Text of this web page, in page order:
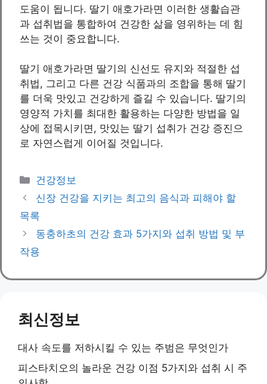
도움이 됩니다. 딸기 애호가라면 이러한 생활습관
과 섭취법을 통합하여 건강한 삶을 영위하는 데 힘
쓰는 것이 중요합니다.
딸기 애호가라면 딸기의 신선도 유지와 적절한 섭
취법, 그리고 다른 건강 식품과의 조합을 통해 딸기
를 더욱 맛있고 건강하게 즐길 수 있습니다. 딸기의
영양적 가치를 최대한 활용하는 다양한 방법을 일
상에 접목시키면, 맛있는 딸기 섭취가 건강 증진으
로 자연스럽게 이어질 것입니다.
Categories
건강정보
신장 건강을 지키는 최고의 음식과 피해야 할
목록
동충하초의 건강 효과 5가지와 섭취 방법 및 부
작용
최신정보
대사 속도를 저하시킬 수 있는 주범은 무엇인가
피스타치오의 놀라운 건강 이점 5가지와 섭취 시 주